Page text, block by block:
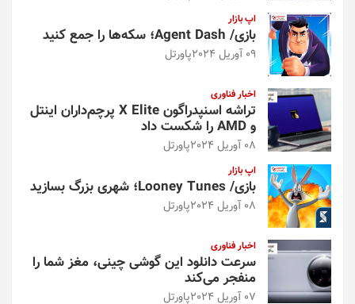
اپ بازار
بازی/ Age of 2048؛ بزرگ‌ترین تمدن جهان
را بسازید
پاورتل
اخبار فناوری
برای شرکت‌های هوش مصنوعی اینترنت
«بیش‌از‌حد کوچک» است
10 آوریل 2024 پاورتل
اپ بازار
بازی/ Hide.io؛ از چشم بقیه پنهان شوید
10 آوریل 2024 پاورتل
اخبار فناوری
با ماسک هوشمند سامسونگ دیگر نگران
آلودگی هوا نباشید
09 آوریل 2024 پاورتل